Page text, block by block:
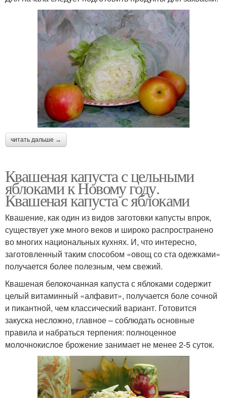
читать дальше →
Квашеная капуста с цельными
яблоками к Новому году.
Квашеная капуста с яблоками
Квашение, как один из видов заготовки капусты впрок,
существует уже много веков и широко распространено
во многих национальных кухнях. И, что интересно,
заготовленный таким способом «овощ со ста одежками»
получается более полезным, чем свежий.
Квашеная белокочанная капуста с яблоками содержит
целый витаминный «алфавит», получается боле сочной
и пикантной, чем классический вариант. Готовится
закуска несложно, главное – соблюдать основные
правила и набраться терпения: полноценное
молочнокислое брожение занимает не менее 2-5 суток.